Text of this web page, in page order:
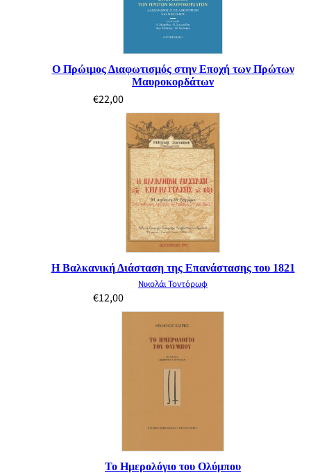
Ο Πρώιμος Διαφωτισμός στην Εποχή των Πρώτων
Μαυροκορδάτων
€22,00
Η Βαλκανική Διάσταση της Επανάστασης του 1821
Νικολάι Τοντόρωφ
€12,00
Το Ημερολόγιο του Ολύμπου